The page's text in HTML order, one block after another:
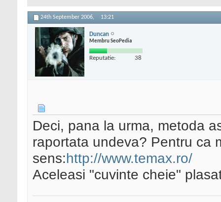
24th September 2006, 13:21
Duncan
Membru SeoPedia
Reputatie: 38
Deci, pana la urma, metoda
raportata undeva? Pentru ca
sens:http://www.temax.ro/
Aceleasi "cuvinte cheie"